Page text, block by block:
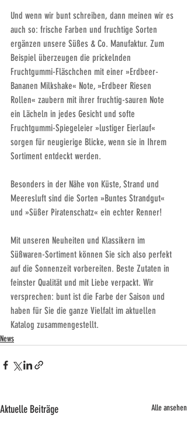
Und wenn wir bunt schreiben, dann meinen wir es
auch so: frische Farben und fruchtige Sorten
ergänzen unsere Süßes & Co. Manufaktur. Zum
Beispiel überzeugen die prickelnden
Fruchtgummi-Fläschchen mit einer »Erdbeer-
Bananen Milkshake« Note, »Erdbeer Riesen
Rollen« zaubern mit ihrer fruchtig-sauren Note
ein Lächeln in jedes Gesicht und softe
Fruchtgummi-Spiegeleier »lustiger Eierlauf«
sorgen für neugierige Blicke, wenn sie in Ihrem
Sortiment entdeckt werden.
Besonders in der Nähe von Küste, Strand und
Meeresluft sind die Sorten »Buntes Strandgut«
und »Süßer Piratenschatz« ein echter Renner!
Mit unseren Neuheiten und Klassikern im
Süßwaren-Sortiment können Sie sich also perfekt
auf die Sonnenzeit vorbereiten. Beste Zutaten in
feinster Qualität und mit Liebe verpackt. Wir
versprechen: bunt ist die Farbe der Saison und
haben für Sie die ganze Vielfalt im aktuellen
Katalog zusammengestellt.
News
Aktuelle Beiträge Alle ansehen